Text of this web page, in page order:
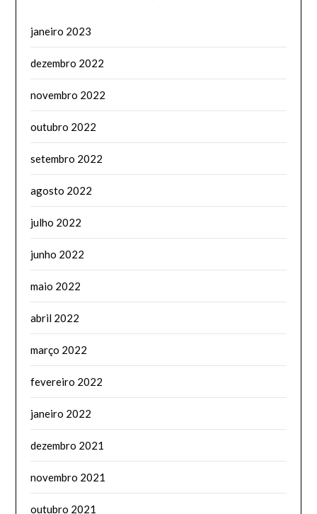
janeiro 2023
dezembro 2022
novembro 2022
outubro 2022
setembro 2022
agosto 2022
julho 2022
junho 2022
maio 2022
abril 2022
março 2022
fevereiro 2022
janeiro 2022
dezembro 2021
novembro 2021
outubro 2021